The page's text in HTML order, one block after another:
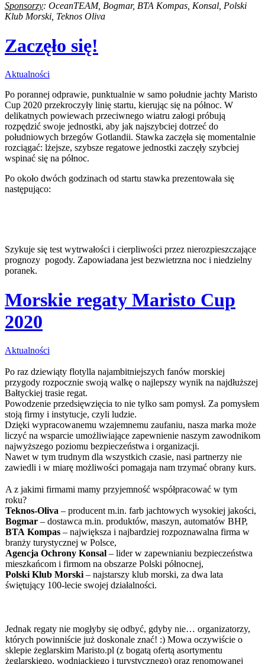
Sponsorzy: OceanTEAM, Bogmar, BTA Kompas, Konsal, Polski
Klub Morski, Teknos Oliva
Zaczęło się!
Aktualności
Po porannej odprawie, punktualnie w samo południe jachty Maristo
Cup 2020 przekroczyły linię startu, kierując się na północ. W
delikatnych powiewach przeciwnego wiatru załogi próbują
rozpędzić swoje jednostki, aby jak najszybciej dotrzeć do
południowych brzegów Gotlandii. Stawka zaczęła się momentalnie
rozciągać: lżejsze, szybsze regatowe jednostki zaczęły szybciej
wspinać się na północ.
Po około dwóch godzinach od startu stawka prezentowała się
następująco:
Szykuje się test wytrwałości i cierpliwości przez nierozpieszczające
prognozy pogody. Zapowiadana jest bezwietrzna noc i niedzielny
poranek.
Morskie regaty Maristo Cup
2020
Aktualności
Po raz dziewiąty flotylla najambitniejszych fanów morskiej
przygody rozpocznie swoją walkę o najlepszy wynik na najdłuższej
Bałtyckiej trasie regat.
Powodzenie przedsięwzięcia to nie tylko sam pomysł. Za pomysłem
stoją firmy i instytucje, czyli ludzie.
Dzięki wypracowanemu wzajemnemu zaufaniu, nasza marka może
liczyć na wsparcie umożliwiające zapewnienie naszym zawodnikom
najwyższego poziomu bezpieczeństwa i organizacji.
Nawet w tym trudnym dla wszystkich czasie, nasi partnerzy nie
zawiedli i w miarę możliwości pomagaja nam trzymać obrany kurs.
A z jakimi firmami mamy przyjemność współpracować w tym
roku?
Teknos-Oliva – producent m.in. farb jachtowych wysokiej jakości,
Bogmar – dostawca m.in. produktów, maszyn, automatów BHP,
BTA Kompas – największa i najbardziej rozpoznawalna firma w
branży turystycznej w Polsce,
Agencja Ochrony Konsal – lider w zapewnianiu bezpieczeństwa
mieszkańcom i firmom na obszarze Polski północnej,
Polski Klub Morski – najstarszy klub morski, za dwa lata
świętujący 100-lecie swojej działalności.
Jednak regaty nie mogłyby się odbyć, gdyby nie… organizatorzy,
których powinniście już doskonale znać! :) Mowa oczywiście o
sklepie żeglarskim Maristo.pl (z bogatą ofertą asortymentu
żeglarskiego, wodniackiego i turystycznego) oraz renomowanej